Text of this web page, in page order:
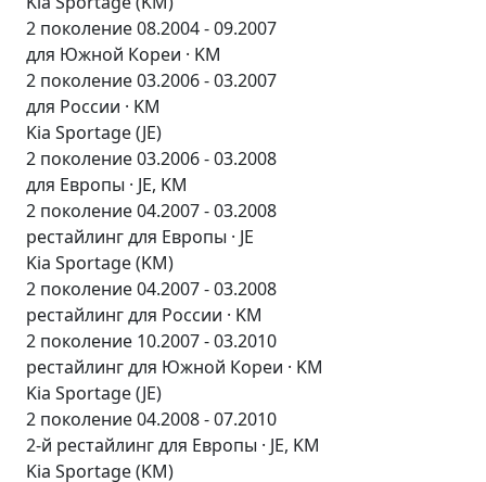
2 поколение 08.2004 - 09.2007
для Южной Кореи · KM
2 поколение 03.2006 - 03.2007
для России · KM
Kia Sportage (JE)
2 поколение 03.2006 - 03.2008
для Европы · JE, KM
2 поколение 04.2007 - 03.2008
рестайлинг для Европы · JE
Kia Sportage (KM)
2 поколение 04.2007 - 03.2008
рестайлинг для России · KM
2 поколение 10.2007 - 03.2010
рестайлинг для Южной Кореи · KM
Kia Sportage (JE)
2 поколение 04.2008 - 07.2010
2-й рестайлинг для Европы · JE, KM
Kia Sportage (KM)